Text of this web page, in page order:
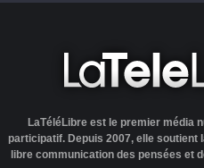
LaTéléLibre est le premier média
participatif. Depuis 2007, elle soutient
libre communication des pensées et